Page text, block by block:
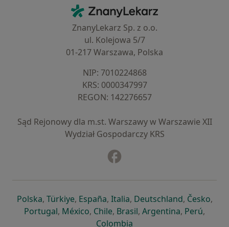
ZnanyLekarz - Strona główna
ZnanyLekarz Sp. z o.o.
ul. Kolejowa 5/7
01-217 Warszawa, Polska
NIP: ⁠7010224868
KRS: ⁠0000347997
REGON: ⁠142276657
Sąd Rejonowy dla m.st. Warszawy w Warszawie XII
Wydział Gospodarczy KRS
Polskaotwiera się w nowej karcie
, Türkiyeotwiera się w nowej karcie
, Españaotwiera się w nowej karcie
, Italiaotwiera się w nowej
, Deutschlandotwiera się
, Česko,
Portugalotwiera się w nowej karcie
, Méxicootwiera się w nowej karcie
, Chileotwiera się w nowej karcie
, Brasilotwiera się w nowej
, Argentinaotwiera się
, Perú,
Colombia